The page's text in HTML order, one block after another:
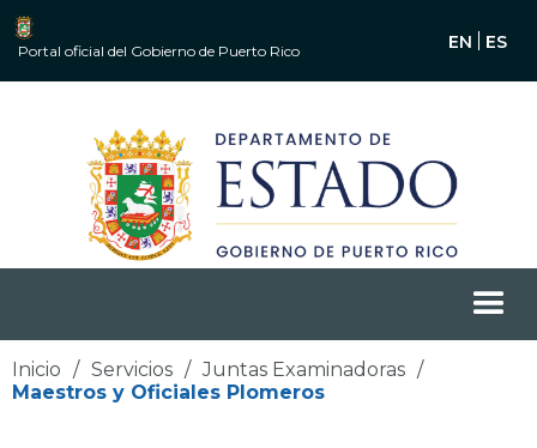
Portal oficial del Gobierno de Puerto Rico EN ES
Inicio / Servicios / Juntas Examinadoras /
Maestros y Oficiales Plomeros